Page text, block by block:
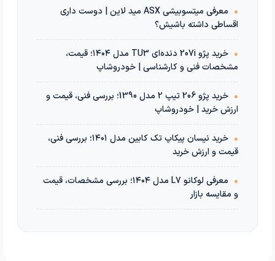
•
معرفی میتسوبیشی ASX مید لاین | دوست داری
اقساطی داشته باشیش؟
•
خرید پژو 207i دنده‌ای TU3 مدل ۱۴۰۴؛ قیمت،
مشخصات فنی و کارشناسی | خودروشاپ
•
خرید پژو 206 تیپ 2 مدل 1390؛ بررسی فنی، قیمت و
ارزش خرید | خودروشاپ
•
خرید نیسان پیکاپ تک کابین مدل ۱۴۰۱؛ بررسی فنی،
قیمت و ارزش خرید
•
معرفی لوکانو L7 مدل ۱۴۰۴؛ بررسی مشخصات، قیمت
و مقایسه بازار